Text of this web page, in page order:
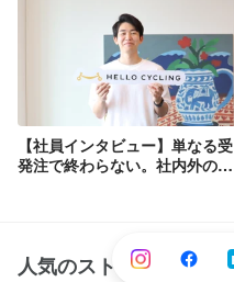
【社員インタビュー】単なる受
発注で終わらない。社内外のパ
人気のストーリー